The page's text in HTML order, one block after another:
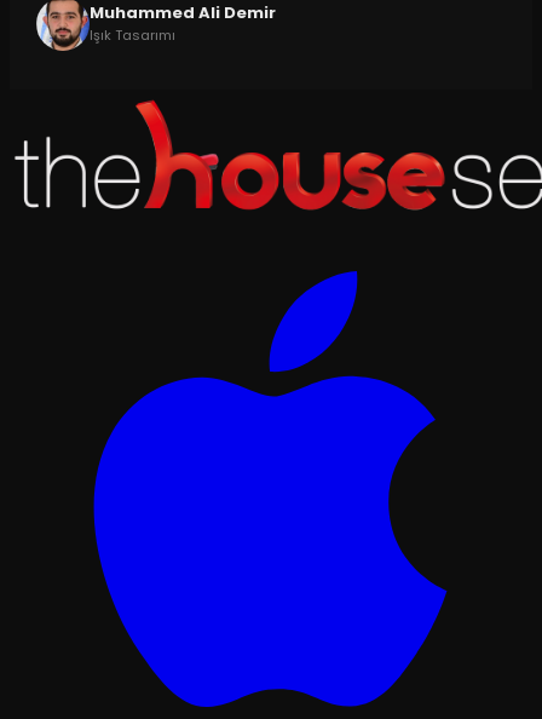
Muhammed Ali Demir
Işık Tasarımı